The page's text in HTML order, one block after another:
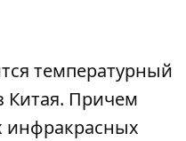
температурный
Китая. Причем
инфракрасных